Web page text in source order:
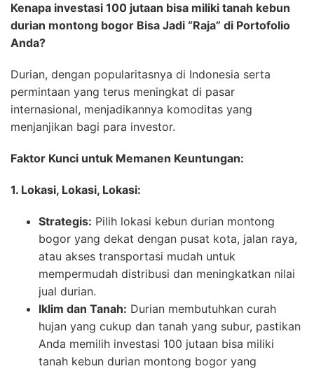
Kenapa investasi 100 jutaan bisa miliki tanah kebun
durian montong bogor Bisa Jadi “Raja” di Portofolio
Anda?
Durian, dengan popularitasnya di Indonesia serta
permintaan yang terus meningkat di pasar
internasional, menjadikannya komoditas yang
menjanjikan bagi para investor.
Faktor Kunci untuk Memanen Keuntungan:
1. Lokasi, Lokasi, Lokasi:
Strategis: Pilih lokasi kebun durian montong
bogor yang dekat dengan pusat kota, jalan raya,
atau akses transportasi mudah untuk
mempermudah distribusi dan meningkatkan nilai
jual durian.
Iklim dan Tanah: Durian membutuhkan curah
hujan yang cukup dan tanah yang subur, pastikan
Anda memilih investasi 100 jutaan bisa miliki
tanah kebun durian montong bogor yang